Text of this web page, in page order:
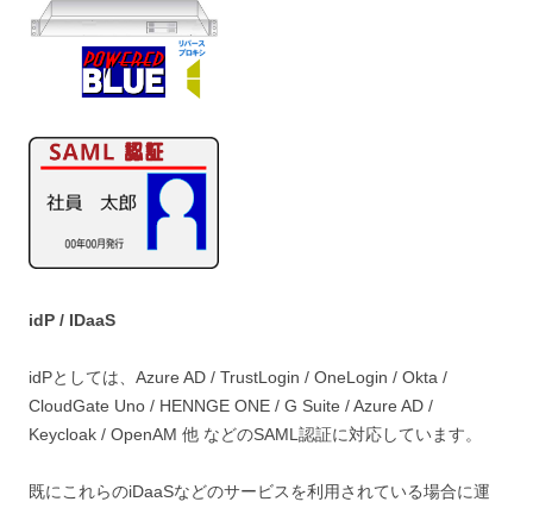
idP / IDaaS
idPとしては、Azure AD / TrustLogin / OneLogin / Okta /
CloudGate Uno / HENNGE ONE / G Suite / Azure AD /
Keycloak / OpenAM 他 などのSAML認証に対応しています。
既にこれらのiDaaSなどのサービスを利用されている場合に運